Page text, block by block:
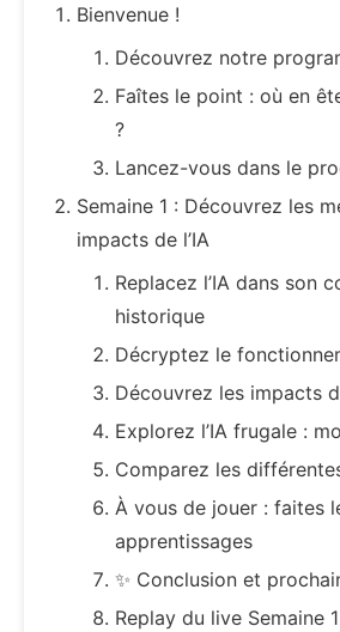
Bienvenue !
Découvrez notre
Faîtes le point : où en
?
Lancez-vous dans le
Semaine 1 : Découvrez les
impacts de l’IA
Replacez l’IA dans son
historique
Décryptez le
Découvrez les impacts
Explorez l’IA frugale :
Comparez les
À vous de jouer : faites
apprentissages
✨ Conclusion et
Replay du live Semaine 1